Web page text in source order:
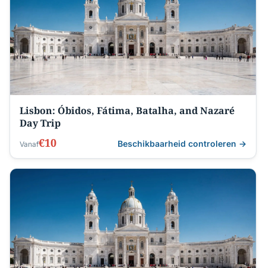
Lisbon: Óbidos, Fátima, Batalha, and Nazaré
Day Trip
Vanaf€10 Beschikbaarheid controleren →